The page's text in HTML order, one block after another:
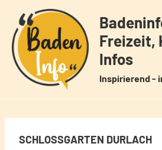
Inhalt
springen
Freizeit,
Infos
Inspirierend -
SCHLOSSGARTEN DURLACH